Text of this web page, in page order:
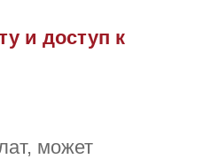
и доступ к
может